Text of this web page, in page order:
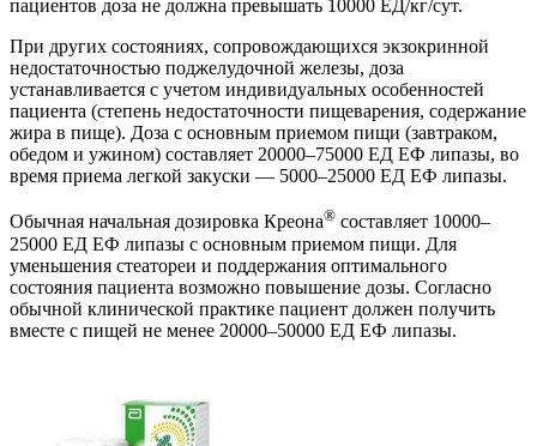
пациентов доза не должна превышать 10000 ЕД/кг/сут.
При других состояниях, сопровождающихся экзокринной
недостаточностью поджелудочной железы, доза
устанавливается с учетом индивидуальных особенностей
пациента (степень недостаточности пищеварения, содержание
жира в пище). Доза с основным приемом пищи (завтраком,
обедом и ужином) составляет 20000–75000 ЕД ЕФ липазы, во
время приема легкой закуски — 5000–25000 ЕД ЕФ липазы.
Обычная начальная дозировка Креона® составляет 10000–
25000 ЕД ЕФ липазы с основным приемом пищи. Для
уменьшения стеатореи и поддержания оптимального
состояния пациента возможно повышение дозы. Согласно
обычной клинической практике пациент должен получить
вместе с пищей не менее 20000–50000 ЕД ЕФ липазы.